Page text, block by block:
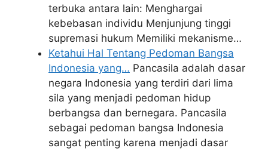
terbuka antara lain: Menghargai
kebebasan individu Menjunjung tinggi
supremasi hukum Memiliki mekanisme…
Ketahui Hal Tentang Pedoman Bangsa
Indonesia yang… Pancasila adalah dasar
negara Indonesia yang terdiri dari lima
sila yang menjadi pedoman hidup
berbangsa dan bernegara. Pancasila
sebagai pedoman bangsa Indonesia
sangat penting karena menjadi dasar